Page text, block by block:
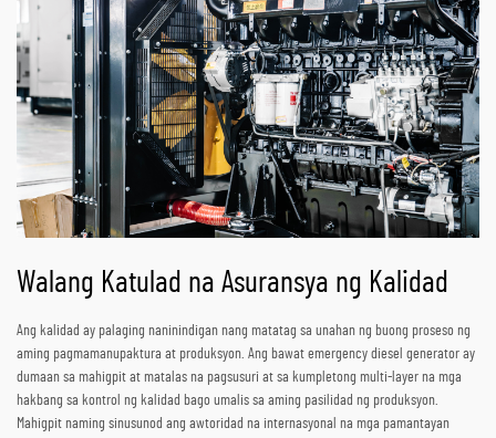
Walang Katulad na Asuransya ng Kalidad
Ang kalidad ay palaging naninindigan nang matatag sa unahan ng buong proseso ng
aming pagmamanupaktura at produksyon. Ang bawat emergency diesel generator ay
dumaan sa mahigpit at matalas na pagsusuri at sa kumpletong multi-layer na mga
hakbang sa kontrol ng kalidad bago umalis sa aming pasilidad ng produksyon.
Mahigpit naming sinusunod ang awtoridad na internasyonal na mga pamantayan